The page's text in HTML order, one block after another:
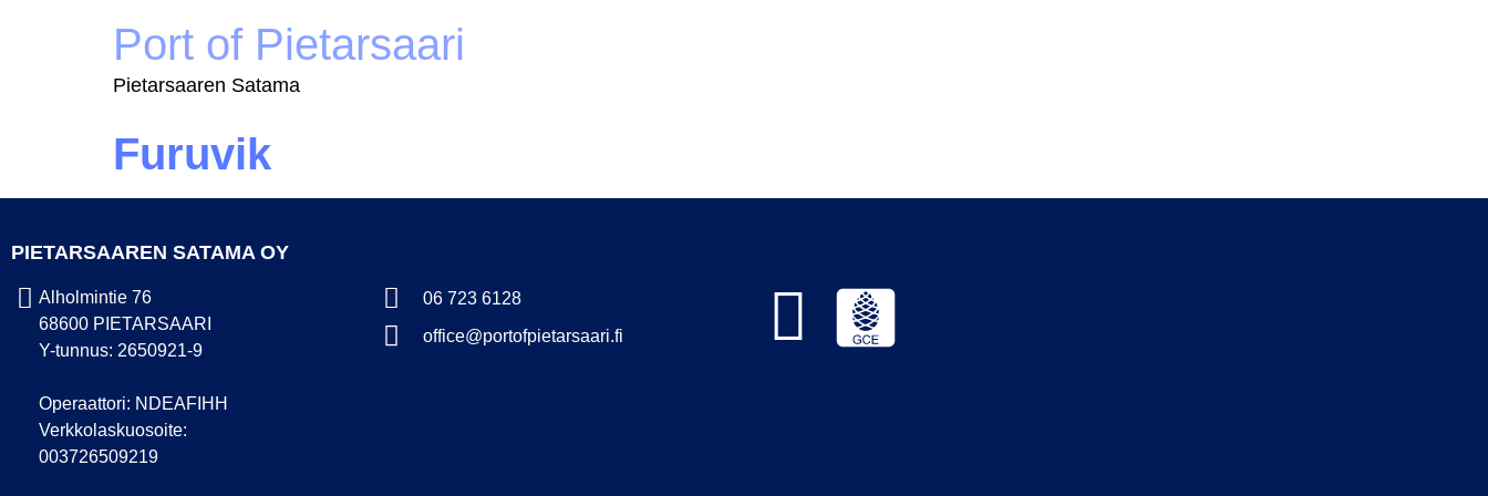
Port of Pietarsaari
Pietarsaaren Satama
Furuvik
PIETARSAAREN SATAMA OY
Alholmintie 76
68600 PIETARSAARI
Y-tunnus: 2650921-9
Operaattori: NDEAFIHH
Verkkolaskuosoite:
003726509219
06 723 6128
office@portofpietarsaari.fi